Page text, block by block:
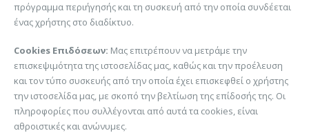
πρόγραμμα περιήγησής και τη συσκευή από την οποία συνδέεται
ένας χρήστης στο διαδίκτυο.
Cookies Επιδόσεων: Μας επιτρέπουν να μετράμε την
επισκεψιμότητα της ιστοσελίδας μας, καθώς και την προέλευση
και τον τύπο συσκευής από την οποία έχει επισκεφθεί ο χρήστης
την ιστοσελίδα μας, με σκοπό την βελτίωση της επίδοσής της. Οι
πληροφορίες που συλλέγονται από αυτά τα cookies, είναι
αθροιστικές και ανώνυμες.